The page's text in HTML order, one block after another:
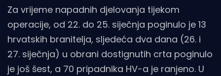
Za vrijeme napadnih djelovanja tijekom
operacije, od 22. do 25. siječnja poginulo je 13
hrvatskih branitelja, sljedeća dva dana (26. i
27. siječnja) u obrani dostignutih crta poginulo
je još šest, a 70 pripadnika HV-a je ranjeno. U